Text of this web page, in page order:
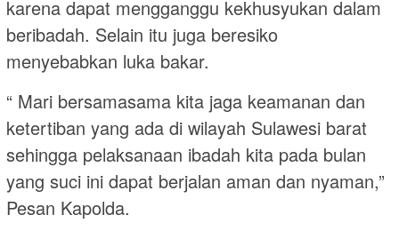
karena dapat mengganggu kekhusyukan dalam
beribadah. Selain itu juga beresiko
menyebabkan luka bakar.
“ Mari bersamasama kita jaga keamanan dan
ketertiban yang ada di wilayah Sulawesi barat
sehingga pelaksanaan ibadah kita pada bulan
yang suci ini dapat berjalan aman dan nyaman,”
Pesan Kapolda.